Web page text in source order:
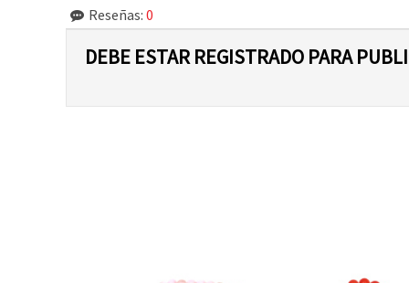
Reseñas: 0
DEBE ESTAR REGISTRADO PARA